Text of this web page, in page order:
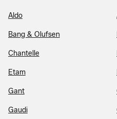
Aldo
Bang & Olufsen
Chantelle
Etam
Gant
Gaudi